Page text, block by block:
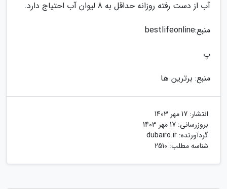
آب از دست رفته روزانه حداقل به 8 لیوان آب احتیاج دارد.
منبع:bestlifeonline
پ
منبع: برترین ها
انتشار: 17 مهر 1403
بروزرسانی: 17 مهر 1403
گردآورنده: dubairo.ir
شناسه مطلب: 2510